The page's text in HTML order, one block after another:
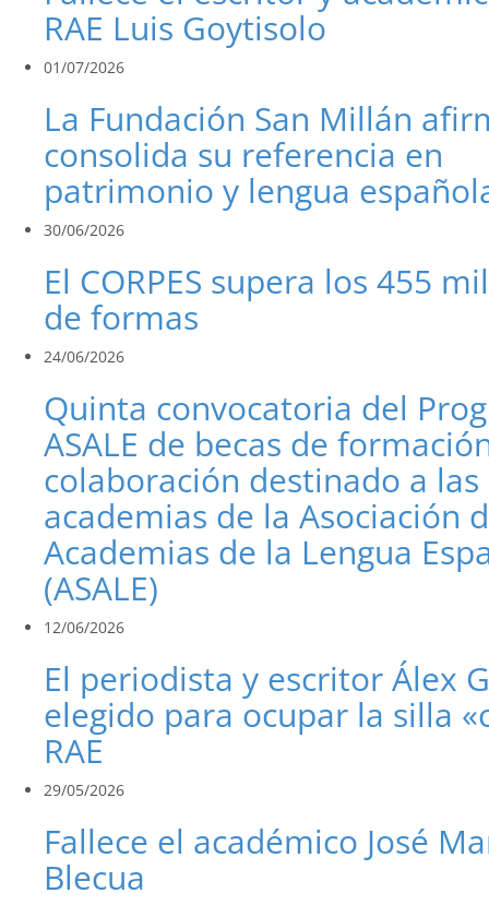
RAE Luis Goytisolo
01/07/2026
La Fundación San Millán
consolida su referencia en
patrimonio y lengua
30/06/2026
El CORPES supera los 455
de formas
24/06/2026
Quinta convocatoria del
ASALE de becas de
colaboración destinado a las
academias de la Asociación
Academias de la Lengua
(ASALE)
12/06/2026
El periodista y escritor Álex
elegido para ocupar la silla
RAE
29/05/2026
Fallece el académico José
Blecua